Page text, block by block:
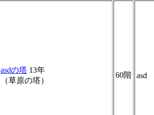
asdの塔 13年
（草原の塔）
60階 asd